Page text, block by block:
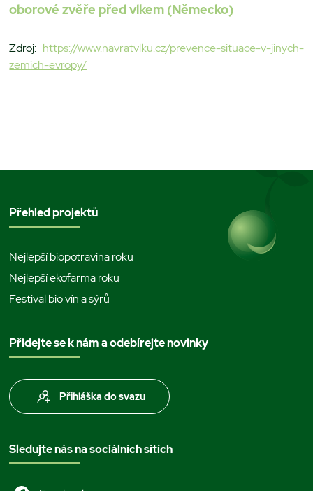
oborové zvěře před vlkem (Německo)
Zdroj: https://www.navratvlku.cz/prevence-situace-v-jinych-
zemich-evropy/
Přehled projektů
Nejlepší biopotravina roku
Nejlepší ekofarma roku
Festival bio vín a sýrů
Přidejte se k nám a odebírejte novinky
Přihláška do svazu
Sledujte nás na sociálních sítích